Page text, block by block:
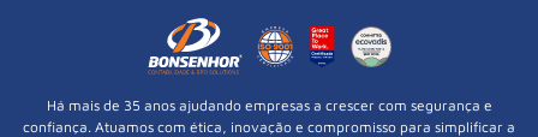
Há mais de 35 anos ajudando empresas a crescer com segurança e
confiança. Atuamos com ética, inovação e compromisso para simplificar a